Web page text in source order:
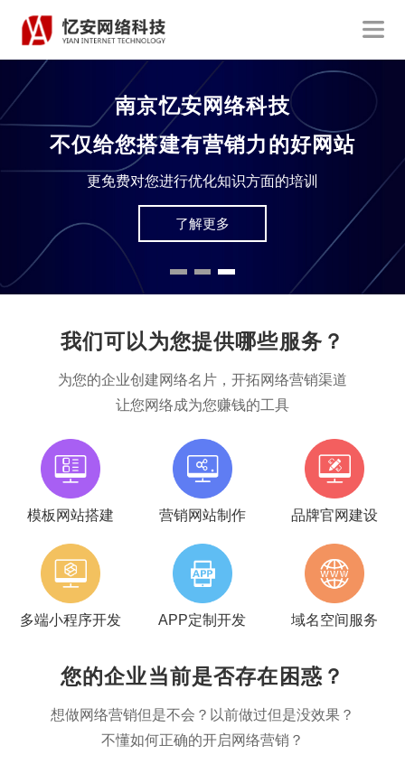
访客必读
如何让您的网站能够吸引客户？
在拥有上亿网民的今天，您的网站还能满足当前受众
了解更多
我们可以为您提供哪些服务？
为您的企业创建网络名片，开拓网络营销渠道
让您网络成为您赚钱的工具
模板网站搭建 营销网站制作 品牌官网建设
多端小程序开发 APP定制开发 域名空间服务
您的企业当前是否存在困惑？
想做网络营销但是不会？以前做过但是没效果？
不懂如何正确的开启网络营销？